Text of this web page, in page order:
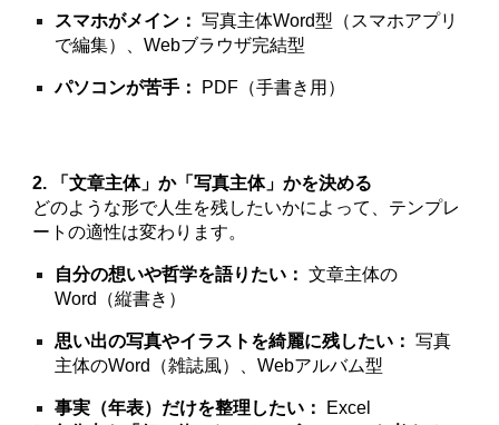
スマホがメイン： 写真主体Word型（スマホアプリ
で編集）、Webブラウザ完結型
パソコンが苦手： PDF（手書き用）
2. 「文章主体」か「写真主体」かを決める
どのような形で人生を残したいかによって、テンプレ
ートの適性は変わります。
自分の想いや哲学を語りたい： 文章主体の
Word（縦書き）
思い出の写真やイラストを綺麗に残したい： 写真
主体のWord（雑誌風）、Webアルバム型
事実（年表）だけを整理したい：
Excel